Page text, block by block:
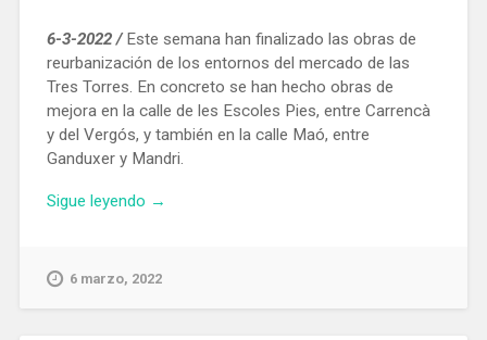
6-3-2022 /Este semana han finalizado las obras de
reurbanización de los entornos del mercado de las
Tres Torres. En concreto se han hecho obras de
mejora en la calle de les Escoles Pies, entre Carrencà
y del Vergós, y también en la calle Maó, entre
Ganduxer y Mandri.
Sigue leyendo «Finaliza
del
→
6 marzo, 2022